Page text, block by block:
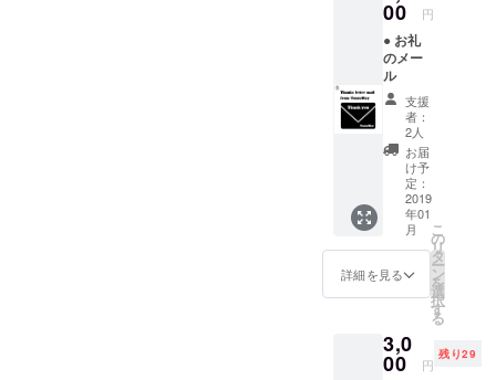
本格的にス
タートしま
どうぞ宜し
くお願いし
ます。
YUNTAWAY
の沖縄の魅
力を発信し
続けている
SNSも是
なって下さ
00 円
● お礼
のメー
ル
支援
者：
2人
お届
け予
定：
2019
年01
月
詳細を見る
こ
の
リ
タ
ー
ン
を
選
択
す
る
3,0
00 円
残り29